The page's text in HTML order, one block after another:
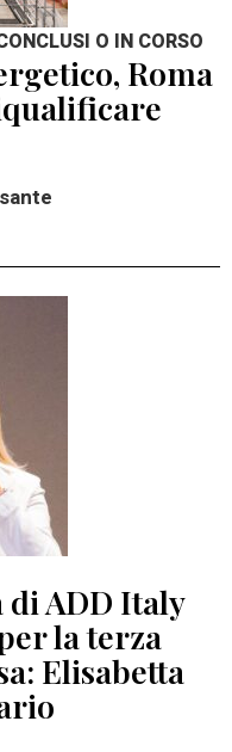
O IN CORSO
Roma
ADD Italy
la terza
Elisabetta